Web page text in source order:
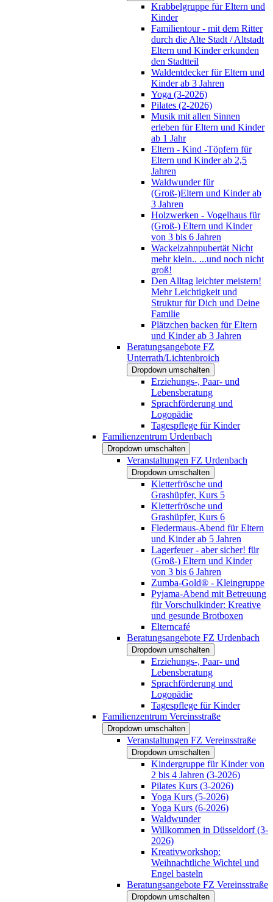
Krabbelgruppe für Eltern und
Kinder
Familientour - mit dem Ritter
durch die Alte Stadt / Altstadt
Eltern und Kinder erkunden
den Stadtteil
Waldentdecker für Eltern und
Kinder ab 3 Jahren
Yoga (3-2026)
Pilates (2-2026)
Musik mit allen Sinnen
erleben für Eltern und Kinder
ab 1 Jahr
Eltern - Kind -Töpfern für
Eltern und Kinder ab 2,5
Jahren
Waldwunder für
(Groß-)Eltern und Kinder ab
3 Jahren
Holzwerken - Vogelhaus für
(Groß-) Eltern und Kinder
von 3 bis 6 Jahren
Wackelzahnpubertät Nicht
mehr klein.. ...und noch nicht
groß!
Den Alltag leichter meistern!
Mehr Leichtigkeit und
Struktur für Dich und Deine
Familie
Plätzchen backen für Eltern
und Kinder ab 3 Jahren
Beratungsangebote FZ
Unterrath/Lichtenbroich
Dropdown umschalten
Erziehungs-, Paar- und
Lebensberatung
Sprachförderung und
Logopädie
Tagespflege für Kinder
Familienzentrum Urdenbach
Dropdown umschalten
Veranstaltungen FZ Urdenbach
Dropdown umschalten
Kletterfrösche und
Grashüpfer, Kurs 5
Kletterfrösche und
Grashüpfer, Kurs 6
Fledermaus-Abend für Eltern
und Kinder ab 5 Jahren
Lagerfeuer - aber sicher! für
(Groß-) Eltern und Kinder
von 3 bis 6 Jahren
Zumba-Gold® - Kleingruppe
Pyjama-Abend mit Betreuung
für Vorschulkinder: Kreative
und gesunde Brotboxen
Elterncafé
Beratungsangebote FZ Urdenbach
Dropdown umschalten
Erziehungs-, Paar- und
Lebensberatung
Sprachförderung und
Logopädie
Tagespflege für Kinder
Familienzentrum Vereinsstraße
Dropdown umschalten
Veranstaltungen FZ Vereinsstraße
Dropdown umschalten
Kindergruppe für Kinder von
2 bis 4 Jahren (3-2026)
Pilates Kurs (3-2026)
Yoga Kurs (5-2026)
Yoga Kurs (6-2026)
Waldwunder
Willkommen in Düsseldorf (3-
2026)
Kreativworkshop:
Weihnachtliche Wichtel und
Engel basteln
Beratungsangebote FZ Vereinsstraße
Dropdown umschalten